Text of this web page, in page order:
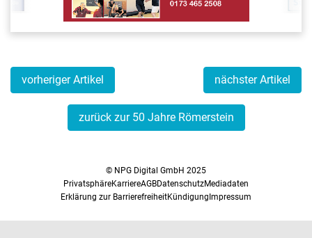
vorheriger Artikel nächster Artikel
zurück zur 50 Jahre Römerstein
© NPG Digital GmbH 2025
PrivatsphäreKarriereAGBDatenschutzMediadaten
Erklärung zur BarrierefreiheitKündigung Impressum